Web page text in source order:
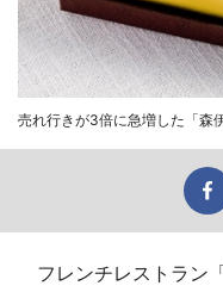
売れ行きが3倍に急増した「森
フレンチレストラン